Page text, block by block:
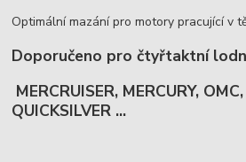
Optimální mazání pro motory pracující v
Doporučeno pro čtyřtaktní
MERCRUISER, MERCURY,
QUICKSILVER ...